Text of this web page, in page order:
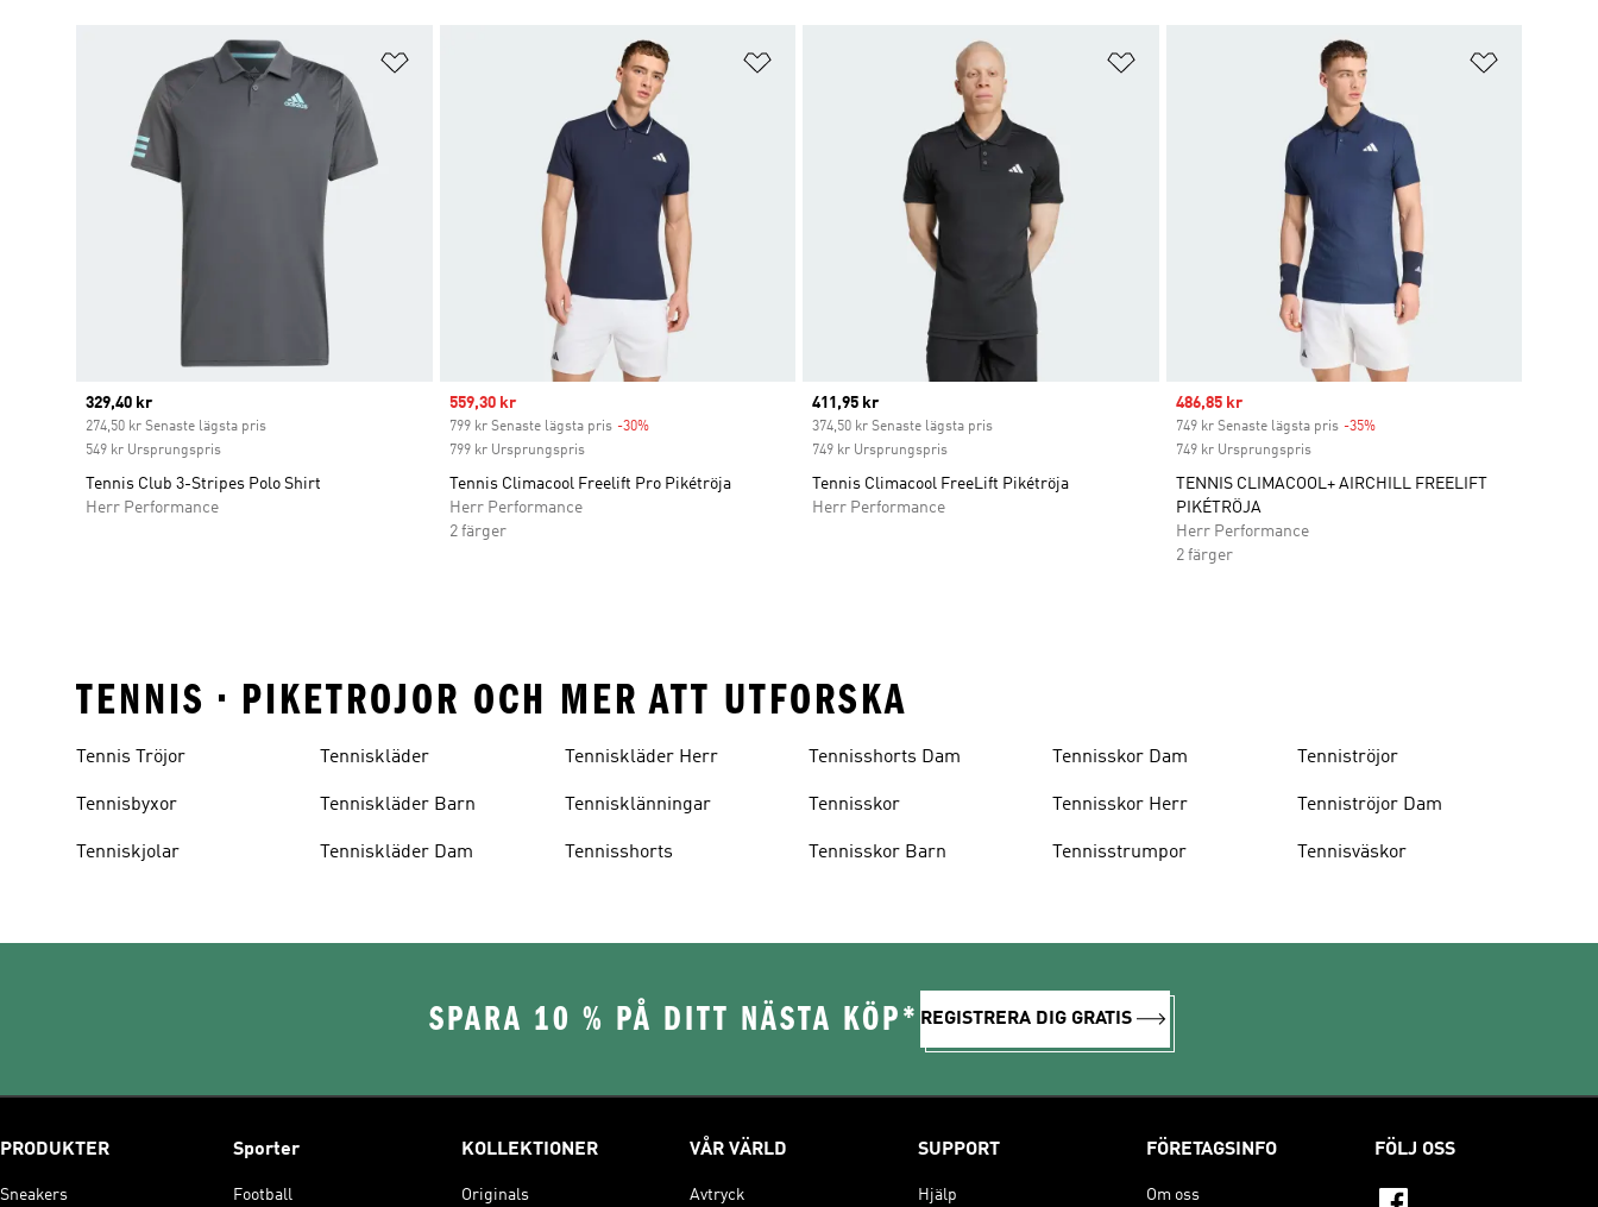
Current price
329,40 kr
274,50 kr Senaste lägsta pris
549 kr Ursprungspris
Tennis Club 3-Stripes Polo Shirt
Herr Performance
Lägg till på önskelistan
Sale price
559,30 kr
799 kr Senaste lägsta pris -30%Discount
799 kr Ursprungspris
Tennis Climacool Freelift Pro Pikétröja
Herr Performance
2 färger
Lägg till på önskelistan
Current price
411,95 kr
374,50 kr Senaste lägsta pris
749 kr Ursprungspris
Tennis Climacool FreeLift Pikétröja
Herr Performance
Sale price
486,85 kr
749 kr Senaste lägsta pris -35%Discount
749 kr Ursprungspris
TENNIS CLIMACOOL+ AIRCHILL FREELIFT
PIKÉTRÖJA
Herr Performance
2 färger
TENNIS • PIKETROJOR OCH MER ATT UTFORSKA
Tennis Tröjor
Tennisbyxor
Tenniskjolar
Tenniskläder
Tenniskläder Barn
Tenniskläder Dam
Tenniskläder Herr
Tennisklänningar
Tennisshorts
Tennisshorts Dam
Tennisskor
Tennisskor Barn
Tennisskor Dam
Tennisskor Herr
Tennisstrumpor
Tenniströjor
Tenniströjor Dam
Tennisväskor
SPARA 10 % PÅ DITT NÄSTA KÖP* REGISTRERA DIG GRATIS
PRODUKTER
Sneakers
Sporter
Football
KOLLEKTIONER
Originals
VÅR VÄRLD
Avtryck
SUPPORT
Hjälp
FÖRETAGSINFO
Om oss
FÖLJ OSS